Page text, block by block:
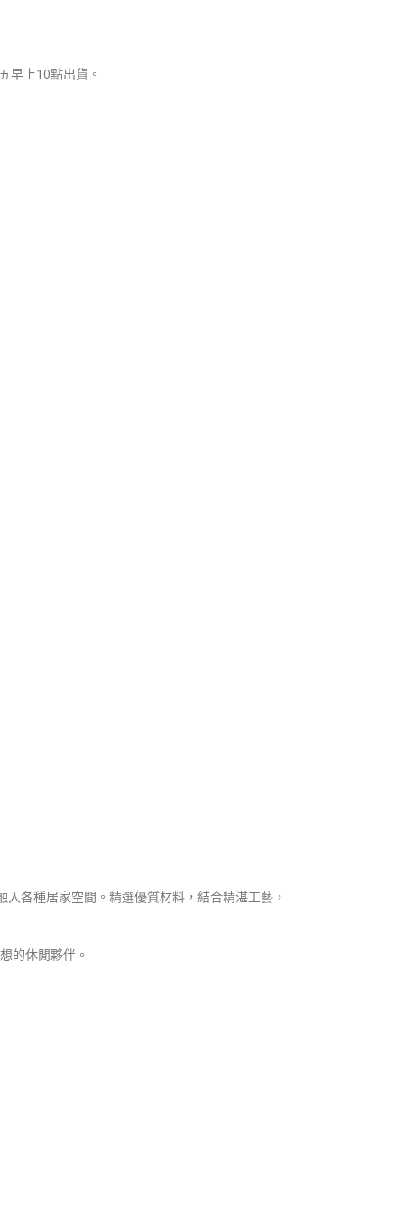
早上10點出貨。
各種居家空間。精選優質材料，結合精湛工藝，
的休閒夥伴。